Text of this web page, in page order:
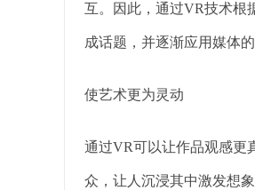
互。因此，通过VR技术根
成话题，并逐渐应用媒体
使艺术更为灵动
通过VR可以让作品观感更
众，让人沉浸其中激发想象